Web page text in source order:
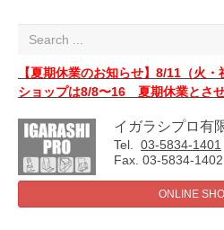
【夏期休業のお知らせ】8/11（火
ショップは8/8〜16 夏期休業とさせ
イガラシプロ有
Tel. 03-5834-1401
Fax. 03-5834-1402
ONLINE